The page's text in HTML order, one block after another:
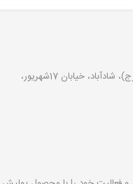
ایران - تهران، بزرگراه فتح (جاده قدیم کرج)، شادآباد، خیابان 17شهریور،